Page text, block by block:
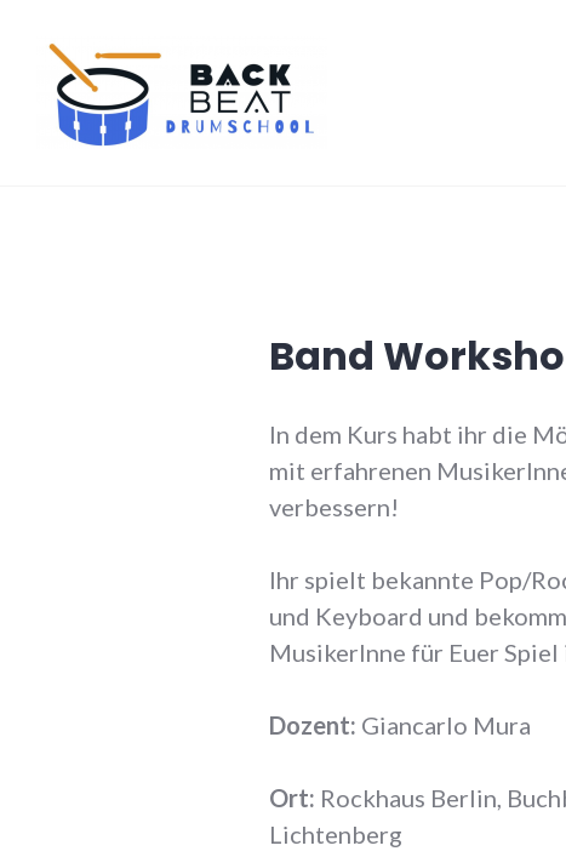
Inhalt
springen
Band
In dem Kurs habt ihr die
mit erfahrenen
verbessern!
Ihr spielt bekannte Pop/
und Keyboard und
MusikerInne für Euer
Dozent: Giancarlo Mura
Ort: Rockhaus Berlin,
Lichtenberg